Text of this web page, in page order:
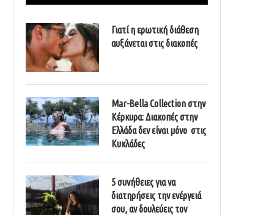
Γιατί η ερωτική διάθεση
αυξάνεται στις διακοπές
Mar-Bella Collection στην
Κέρκυρα: Διακοπές στην
Ελλάδα δεν είναι μόνο στις
Κυκλάδες
5 συνήθειες για να
διατηρήσεις την ενέργειά
σου, αν δουλεύεις τον